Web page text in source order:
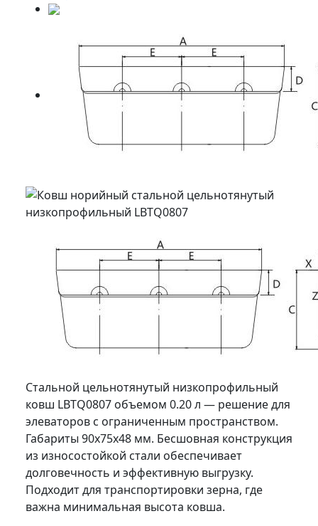
Стальной цельнотянутый низкопрофильный
ковш LBTQ0807 объемом 0.20 л — решение для
элеваторов с ограниченным пространством.
Габариты 90x75x48 мм. Бесшовная конструкция
из износостойкой стали обеспечивает
долговечность и эффективную выгрузку.
Подходит для транспортировки зерна, где
важна минимальная высота ковша.